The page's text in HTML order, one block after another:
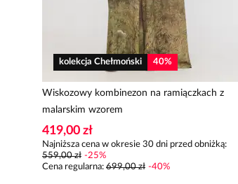
kolekcja Chełmoński 40%
Wiskozowy kombinezon na ramiączkach z
malarskim wzorem
419,00 zł
Najniższa cena w okresie 30 dni przed obniżką:
559,00 zł -25%
Cena regularna: 699,00 zł -40%